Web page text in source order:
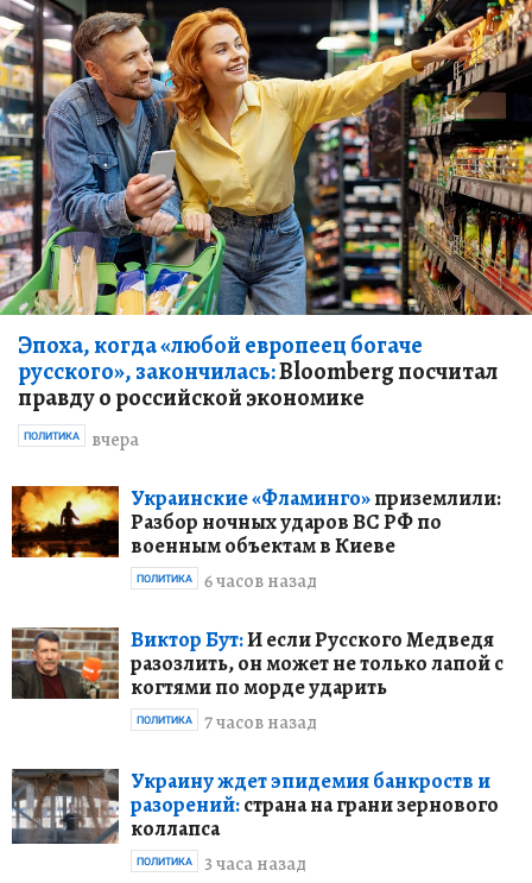
Эпоха, когда «любой европеец богаче
русского», закончилась:Bloomberg посчитал
правду о российской экономике
вчера
ПОЛИТИКА
Украинские «Фламинго»приземлили:
Разбор ночных ударов ВС РФ по
военным объектам в Киеве
6 часов назад
ПОЛИТИКА
Виктор Бут:И если Русского Медведя
разозлить, он может не только лапой с
когтями по морде ударить
7 часов назад
ПОЛИТИКА
Украину ждет эпидемия банкроств и
разорений:страна на грани зернового
коллапса
3 часа назад
ПОЛИТИКА